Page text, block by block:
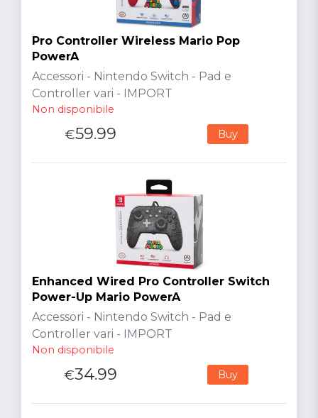
Pro Controller Wireless Mario Pop
PowerA
Accessori - Nintendo Switch - Pad e
Controller vari - IMPORT
Non disponibile
€59.99 Buy
Enhanced Wired Pro Controller Switch
Power-Up Mario PowerA
Accessori - Nintendo Switch - Pad e
Controller vari - IMPORT
Non disponibile
€34.99 Buy